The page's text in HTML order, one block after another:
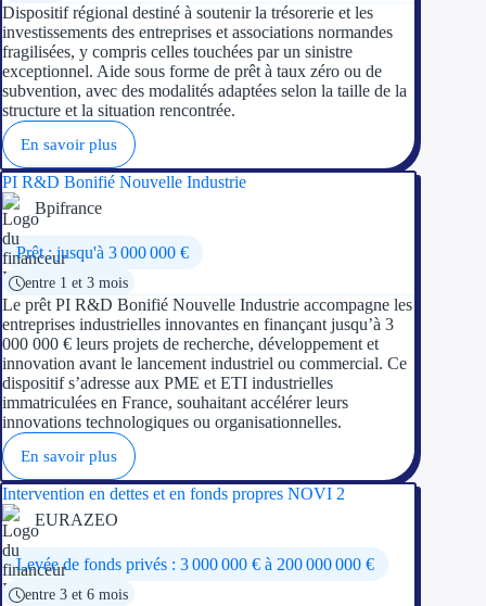
Dispositif régional destiné à soutenir la trésorerie et les
investissements des entreprises et associations normandes
fragilisées, y compris celles touchées par un sinistre
exceptionnel. Aide sous forme de prêt à taux zéro ou de
subvention, avec des modalités adaptées selon la taille de la
structure et la situation rencontrée.
En savoir plus
PI R&D Bonifié Nouvelle Industrie
Bpifrance
Prêt : jusqu'à 3 000 000 €
entre 1 et 3 mois
Le prêt PI R&D Bonifié Nouvelle Industrie accompagne les
entreprises industrielles innovantes en finançant jusqu’à 3
000 000 € leurs projets de recherche, développement et
innovation avant le lancement industriel ou commercial. Ce
dispositif s’adresse aux PME et ETI industrielles
immatriculées en France, souhaitant accélérer leurs
innovations technologiques ou organisationnelles.
En savoir plus
Intervention en dettes et en fonds propres NOVI 2
EURAZEO
Levée de fonds privés : 3 000 000 € à 200 000 000 €
entre 3 et 6 mois